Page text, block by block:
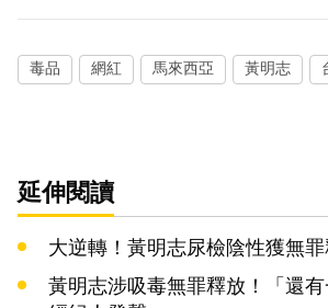
毒品 網紅 馬來西亞 黃明志
延伸閱讀
大逆轉！黃明志尿檢陰性獲無
黃明志涉吸毒無罪釋放！「還有